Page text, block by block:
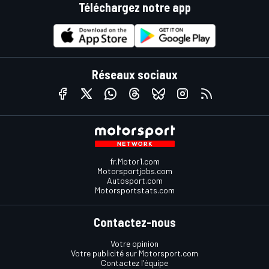
Téléchargez notre app
Réseaux sociaux
fr.Motor1.com
Motorsportjobs.com
Autosport.com
Motorsportstats.com
Contactez-nous
Votre opinion
Votre publicité sur Motorsport.com
Contactez l'équipe